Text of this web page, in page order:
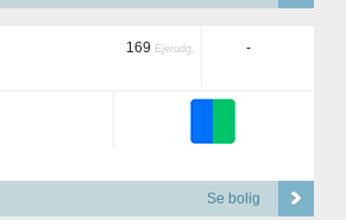
169 Ejerudg. -
Se bolig